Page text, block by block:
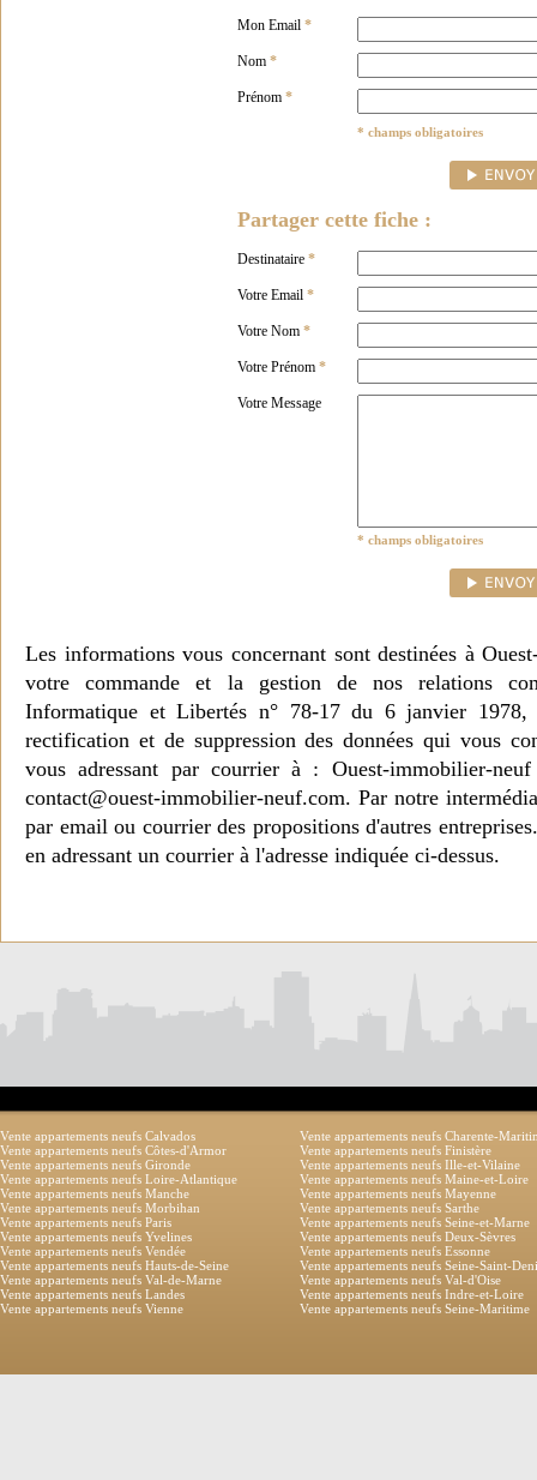
Mon Email *
Nom *
Prénom *
* champs obligatoires
Partager cette fiche :
Destinataire *
Votre Email *
Votre Nom *
Votre Prénom *
Votre Message
* champs obligatoires
Les informations vous concernant sont destinées à
votre commande et la gestion de nos relations
Informatique et Libertés n° 78-17 du 6 janvier 1978,
rectification et de suppression des données qui vous
vous adressant par courrier à : Ouest-immobilier-
contact@ouest-immobilier-neuf.com. Par notre
par email ou courrier des propositions d'autres
en adressant un courrier à l'adresse indiquée ci-dessus.
Vente appartements neufs Calvados
Vente appartements neufs Charente-
Vente appartements neufs Côtes-d'Armor
Vente appartements neufs Finistère
Vente appartements neufs Gironde
Vente appartements neufs Ille-et-Vilaine
Vente appartements neufs Loire-Atlantique
Vente appartements neufs Maine-et-Loire
Vente appartements neufs Manche
Vente appartements neufs Mayenne
Vente appartements neufs Morbihan
Vente appartements neufs Sarthe
Vente appartements neufs Paris
Vente appartements neufs Seine-et-Marne
Vente appartements neufs Yvelines
Vente appartements neufs Deux-Sèvres
Vente appartements neufs Vendée
Vente appartements neufs Essonne
Vente appartements neufs Hauts-de-Seine
Vente appartements neufs Seine-Saint-
Vente appartements neufs Val-de-Marne
Vente appartements neufs Val-d'Oise
Vente appartements neufs Landes
Vente appartements neufs Indre-et-Loire
Vente appartements neufs Vienne
Vente appartements neufs Seine-Maritime